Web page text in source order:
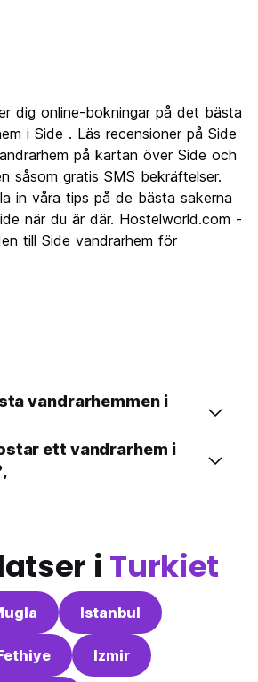
dig online-bokningar på det bästa
i Side . Läs recensioner på Side
på kartan över Side och
såsom gratis SMS bekräftelser.
in våra tips på de bästa sakerna
när du är där. Hostelworld.com -
till Side vandrarhem för
vandrarhemmen i
ett vandrarhem i
i Turkiet
Istanbul
Izmir